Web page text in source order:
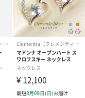
ラワー
アミュレット
ク）（1,500円